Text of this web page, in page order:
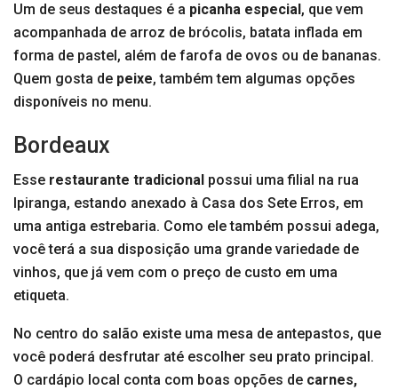
Um de seus destaques é a picanha especial , que vem
acompanhada de arroz de brócolis, batata inflada em
forma de pastel, além de farofa de ovos ou de bananas.
Quem gosta de peixe, também tem algumas opções
disponíveis no menu.
Bordeaux
Esse restaurante tradicional possui uma filial na rua
Ipiranga, estando anexado à Casa dos Sete Erros, em
uma antiga estrebaria. Como ele também possui adega,
você terá a sua disposição uma grande variedade de
vinhos, que já vem com o preço de custo em uma
etiqueta.
No centro do salão existe uma mesa de antepastos, que
você poderá desfrutar até escolher seu prato principal.
O cardápio local conta com boas opções de carnes,